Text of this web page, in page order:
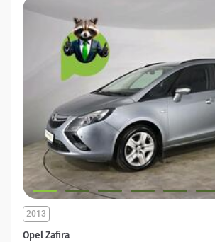
Opel Zafira
2013